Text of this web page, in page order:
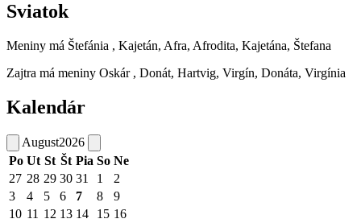
Sviatok
Meniny má Štefánia , Kajetán, Afra, Afrodita, Kajetána, Štefana
Zajtra má meniny Oskár , Donát, Hartvig, Virgín, Donáta, Virgínia
Kalendár
August2026
Po Ut St Št Pia So Ne
27 28 29 30 31 1
2
3
4 5 6 7 8
9
10 11 12 13 14 15 16